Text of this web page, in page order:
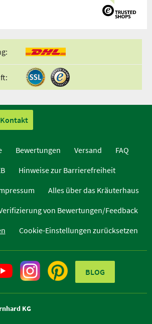
Kontakt
Bewertungen Versand
FAQ
Hinweise zur Barrierefreiheit
Alles über das Kräuterhaus
von Bewertungen/Feedback
Cookie-Einstellungen zurücksetzen
BLOG
KG